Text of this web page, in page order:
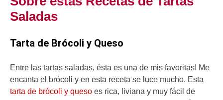
Saladas
Tarta de Brócoli y Queso
Entre las tartas saladas, ésta es una de mis favoritas! Me
encanta el brócoli y en esta receta se luce mucho. Esta
tarta de brócoli y queso es rica, liviana y muy fácil de